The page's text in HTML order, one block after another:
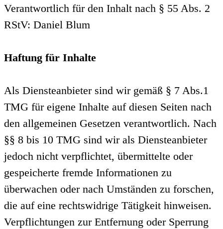
Verantwortlich für den Inhalt nach § 55 Abs. 2
RStV: Daniel Blum
Haftung für Inhalte
Als Diensteanbieter sind wir gemäß § 7 Abs.1
TMG für eigene Inhalte auf diesen Seiten nach
den allgemeinen Gesetzen verantwortlich. Nach
§§ 8 bis 10 TMG sind wir als Diensteanbieter
jedoch nicht verpflichtet, übermittelte oder
gespeicherte fremde Informationen zu
überwachen oder nach Umständen zu forschen,
die auf eine rechtswidrige Tätigkeit hinweisen.
Verpflichtungen zur Entfernung oder Sperrung